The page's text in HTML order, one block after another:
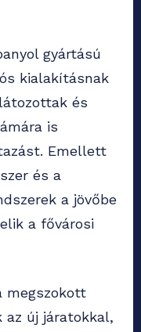
gyártású
kialakításnak
és
is
Emellett
és a
a jövőbe
a fővárosi
megszokott
az új járatokkal,